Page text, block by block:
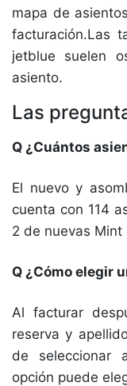
mapa de
facturación.Las
jetblue suelen
asiento.
Las
Q ¿Cuántos
El nuevo y
cuenta con 114
2 de nuevas
Q ¿Cómo elegir
Al facturar
reserva y
de seleccionar
opción puede